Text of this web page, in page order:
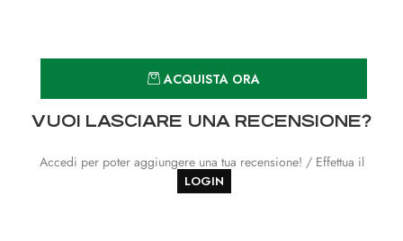
ACQUISTA ORA
VUOI LASCIARE UNA RECENSIONE?
Accedi per poter aggiungere una tua recensione! / Effettua il
LOGIN